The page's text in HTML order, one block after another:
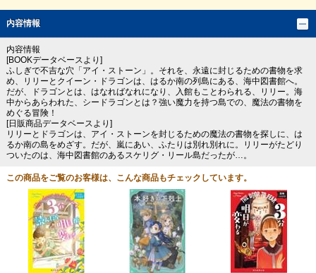
内容情報
内容情報
[BOOKデータベースより]
ふしぎで不吉な穴「アイ・ストーン」。それを、永遠に封じるための書物を求
め、リリーとクイーン・ドラゴンは、はるか南の列島にある、海中図書館へ。
だが、ドラゴンとは、はなればなれになり、入館もことわられる、リリー。海
中からあらわれた、シードラゴンとは？強い魔力を持つ島での、魔法の書物を
めぐる冒険！
[日販商品データベースより]
リリーとドラゴンは、アイ・ストーンを封じるための魔法の書物を探しに、は
るか南の島をめざす。だが、嵐にあい、ふたりは別れ別れに。リリーがたどり
ついたのは、海中図書館のあるスケリグ・リール島だったが…。
この商品をご覧のお客様は、こんな商品もチェックしています。